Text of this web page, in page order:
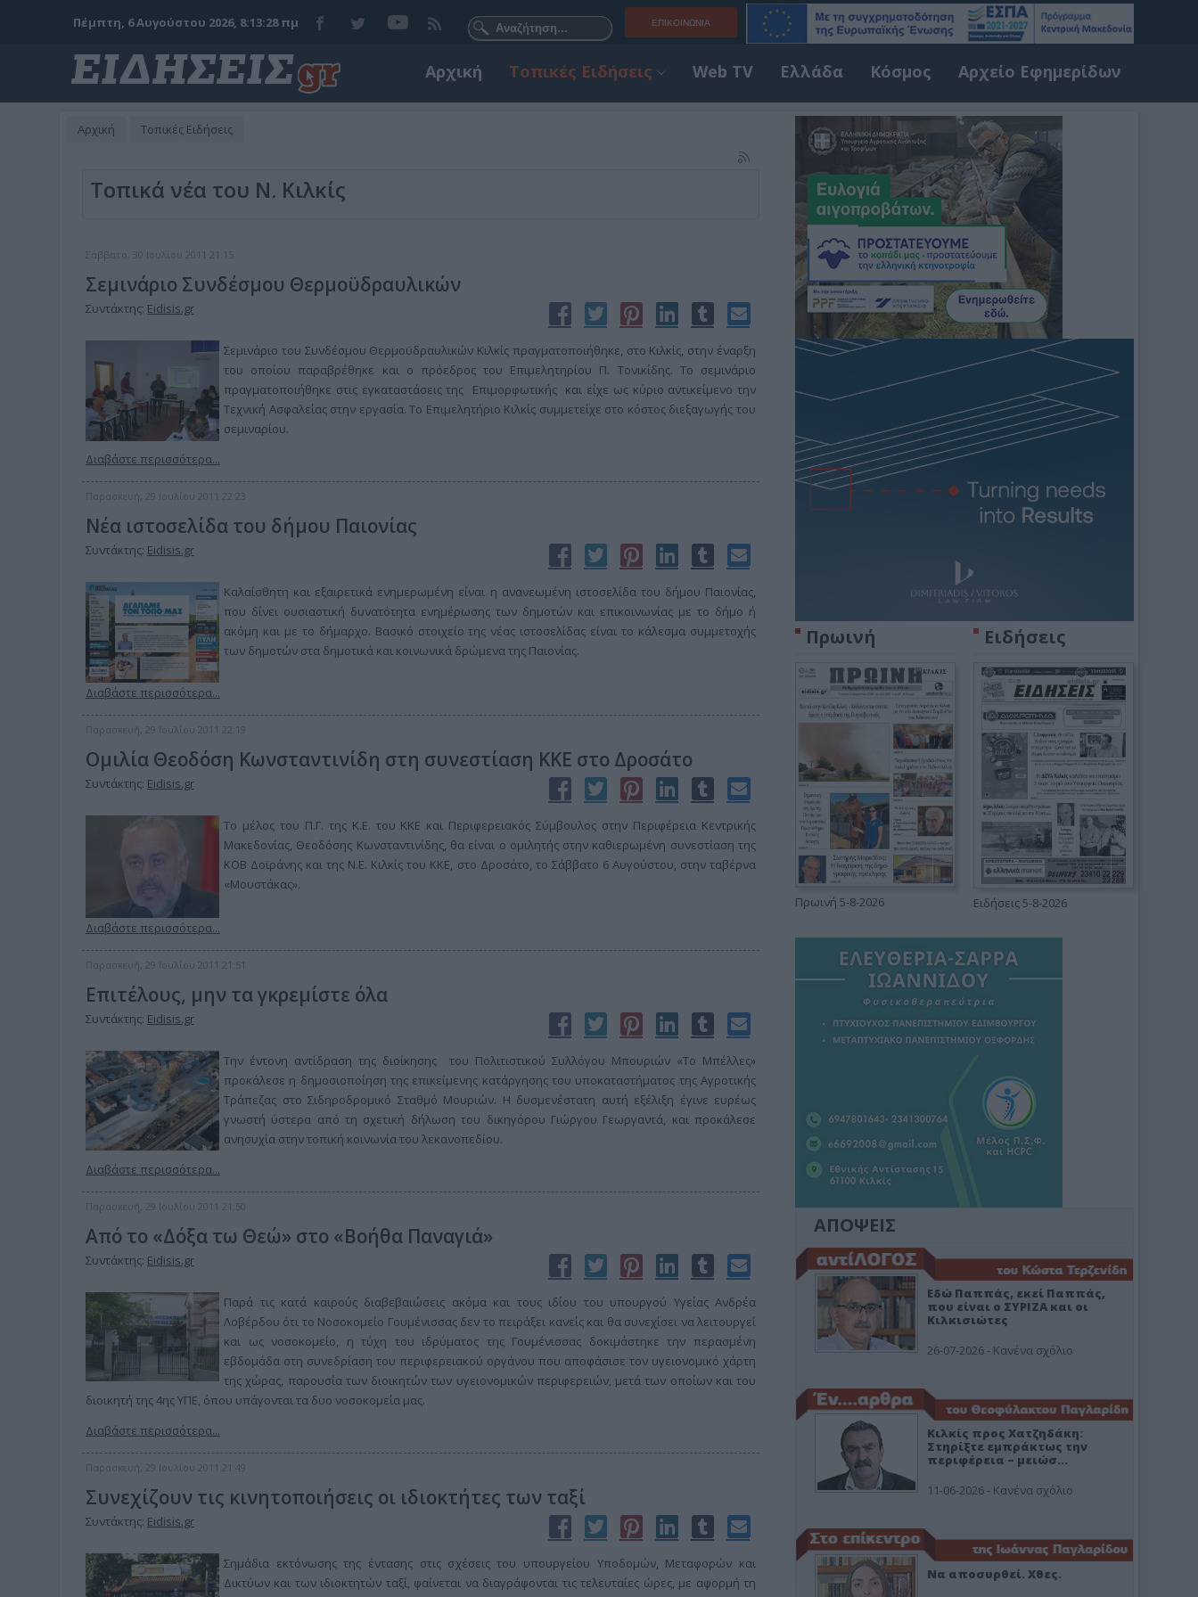
ΕΠΙΚΟΙΝΩΝΊΑ
Πέμπτη, 6 Αυγούστου 2026, 8:13:29 πμ
Αρχική Τοπικές Ειδήσεις Web TV Ελλάδα Κόσμος Αρχείο Εφημερίδων
Αρχική Τοπικές Ειδήσεις
Τοπικά νέα του Ν. Κιλκίς
Σάββατο, 30 Ιουλίου 2011 21:15
Σεμινάριο Συνδέσμου Θερμοϋδραυλικών
Συντάκτης: Eidisis.gr
Σεμινάριο του Συνδέσμου Θερμοϋδραυλικών Κιλκίς πραγματοποιήθηκε, στο Κιλκίς, στην έναρξη
του οποίου παραβρέθηκε και ο πρόεδρος του Επιμελητηρίου Π. Τονικίδης. Το σεμινάριο
πραγματοποιήθηκε στις εγκαταστάσεις της Επιμορφωτικής και είχε ως κύριο αντικείμενο την
Τεχνική Ασφαλείας στην εργασία. Το Επιμελητήριο Κιλκίς συμμετείχε στο κόστος διεξαγωγής του
σεμιναρίου.
Διαβάστε περισσότερα...
Παρασκευή, 29 Ιουλίου 2011 22:23
Νέα ιστοσελίδα του δήμου Παιονίας
Συντάκτης: Eidisis.gr
Καλαίσθητη και εξαιρετικά ενημερωμένη είναι η ανανεωμένη ιστοσελίδα του δήμου Παιονίας,
που δίνει ουσιαστική δυνατότητα ενημέρωσης των δημοτών και επικοινωνίας με το δήμο ή
ακόμη και με το δήμαρχο. Βασικό στοιχείο της νέας ιστοσελίδας είναι το κάλεσμα συμμετοχής
των δημοτών στα δημοτικά και κοινωνικά δρώμενα της Παιονίας.
Διαβάστε περισσότερα...
Παρασκευή, 29 Ιουλίου 2011 22:19
Ομιλία Θεοδόση Κωνσταντινίδη στη συνεστίαση ΚΚΕ στο Δροσάτο
Συντάκτης: Eidisis.gr
Το μέλος του Π.Γ. της Κ.Ε. του ΚΚΕ και Περιφερειακός Σύμβουλος στην Περιφέρεια Κεντρικής
Μακεδονίας, Θεοδόσης Κωνσταντινίδης, θα είναι ο ομιλητής στην καθιερωμένη συνεστίαση της
ΚΟΒ Δοϊράνης και της Ν.Ε. Κιλκίς του ΚΚΕ, στο Δροσάτο, το Σάββατο 6 Αυγούστου, στην ταβέρνα
«Μουστάκας».
Διαβάστε περισσότερα...
Παρασκευή, 29 Ιουλίου 2011 21:51
Επιτέλους, μην τα γκρεμίστε όλα
Συντάκτης: Eidisis.gr
Την έντονη αντίδραση της διοίκησης του Πολιτιστικού Συλλόγου Μπουριών «Το Μπέλλες»
προκάλεσε η δημοσιοποίηση της επικείμενης κατάργησης του υποκαταστήματος της Αγροτικής
Τράπεζας στο Σιδηροδρομικό Σταθμό Μουριών. Η δυσμενέστατη αυτή εξέλιξη έγινε ευρέως
γνωστή ύστερα από τη σχετική δήλωση του δικηγόρου Γιώργου Γεωργαντά, και προκάλεσε
ανησυχία στην τοπική κοινωνία του λεκανοπεδίου.
Διαβάστε περισσότερα...
Παρασκευή, 29 Ιουλίου 2011 21:50
Από το «Δόξα τω Θεώ» στο «Βοήθα Παναγιά»
Συντάκτης: Eidisis.gr
Παρά τις κατά καιρούς διαβεβαιώσεις ακόμα και τους ιδίου του υπουργού Υγείας Ανδρέα
Λοβέρδου ότι το Νοσοκομείο Γουμένισσας δεν το πειράξει κανείς και θα συνεχίσει να λειτουργεί
και ως νοσοκομείο, η τύχη του ιδρύματος της Γουμένισσας δοκιμάστηκε την περασμένη
εβδομάδα στη συνεδρίαση του περιφερειακού οργάνου που αποφάσισε τον υγειονομικό χάρτη
της χώρας, παρουσία των διοικητών των υγειονομικών περιφερειών, μετά των οποίων και του
διοικητή της 4ης ΥΠΕ, όπου υπάγονται τα δυο νοσοκομεία μας.
Διαβάστε περισσότερα...
Παρασκευή, 29 Ιουλίου 2011 21:49
Συνεχίζουν τις κινητοποιήσεις οι ιδιοκτήτες των ταξί
Συντάκτης: Eidisis.gr
Σημάδια εκτόνωσης της έντασης στις σχέσεις του υπουργείου Υποδομών, Μεταφορών και
Δικτύων και των ιδιοκτητών ταξί, φαίνεται να διαγράφονται τις τελευταίες ώρες, με αφορμή τη
Πρωινή
Πρωινή 5-8-2026
Ειδήσεις
Ειδήσεις 5-8-2026
ΑΠΟΨΕΙΣ
Εδώ Παππάς, εκεί Παππάς,
που είναι ο ΣΥΡΙΖΑ και οι
Κιλκισιώτες
26-07-2026 - Κανένα σχόλιο
Κιλκίς προς Χατζηδάκη:
Στηρίξτε εμπράκτως την
περιφέρεια – μειώσ…
11-06-2026 - Κανένα σχόλιο
Να αποσυρθεί. Χθες.